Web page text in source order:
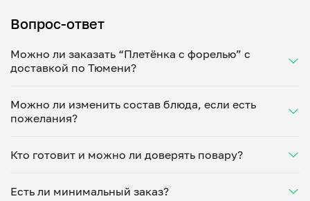
Вопрос-ответ
Можно ли заказать “Плетёнка с форелью” с
доставкой по Тюмени?
Укажите удобное время — и получите свежее
домашнее блюдо в большой порции прямо с плиты.
минут. Статус заказа отслеживайте в личном
кабинете, а с поваром можно связаться напрямую в
утром на вечер или сегодня на завтра.
Можно ли изменить состав блюда, если есть
пожелания?
ваши предпочтения: уберет специи, снизит
Укажите пожелания при оформлении или напишите
напрямую в чат — домашние блюда готовятся
Кто готовит и можно ли доверять повару?
проверенный повар из г.Тюмень. Каждый повар
Есть ли минимальный заказ?